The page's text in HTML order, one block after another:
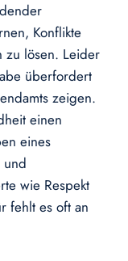
Konflikte
zu lösen. Leider
überfordert
zeigen.
einen
eines
und
wie Respekt
fehlt es oft an